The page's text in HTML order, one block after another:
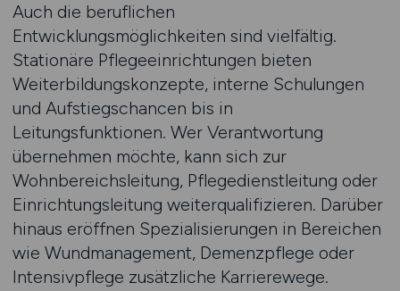
Auch die beruflichen
Entwicklungsmöglichkeiten sind vielfältig.
Stationäre Pflegeeinrichtungen bieten
Weiterbildungskonzepte, interne Schulungen
und Aufstiegschancen bis in
Leitungsfunktionen. Wer Verantwortung
übernehmen möchte, kann sich zur
Wohnbereichsleitung, Pflegedienstleitung oder
Einrichtungsleitung weiterqualifizieren. Darüber
hinaus eröffnen Spezialisierungen in Bereichen
wie Wundmanagement, Demenzpflege oder
Intensivpflege zusätzliche Karrierewege.